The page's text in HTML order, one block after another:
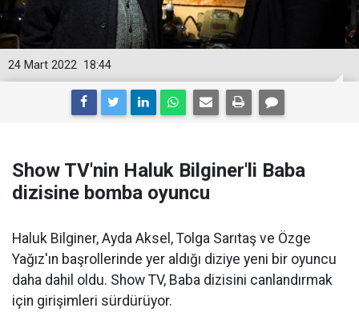
18:44
24 Mart 2022
Show TV'nin Haluk Bilginer'li Baba
dizisine bomba oyuncu
Haluk Bilginer, Ayda Aksel, Tolga Sarıtaş ve Özge
Yağız'ın başrollerinde yer aldığı diziye yeni bir oyuncu
daha dahil oldu. Show TV, Baba dizisini canlandırmak
için girişimleri sürdürüyor.